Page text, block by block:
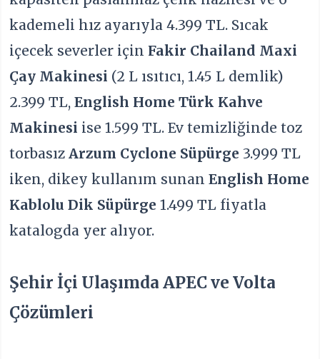
kademeli hız ayarıyla 4.399 TL. Sıcak
içecek severler için Fakir Chailand Maxi
Çay Makinesi (2 L ısıtıcı, 1.45 L demlik)
2.399 TL,English Home Türk Kahve
Makinesi ise 1.599 TL. Ev temizliğinde toz
torbasızArzum Cyclone Süpürge 3.999 TL
iken, dikey kullanım sunanEnglish Home
Kablolu Dik Süpürge 1.499 TL fiyatla
katalogda yer alıyor.
Şehir İçi Ulaşımda APEC ve Volta
Çözümleri